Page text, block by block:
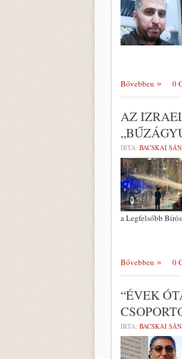
Bővebben 0
AZ
ÍRTA: BACSKAI
a Legfelsőbb
Bővebben 0
“ÉVEK
ÍRTA: BACSKAI